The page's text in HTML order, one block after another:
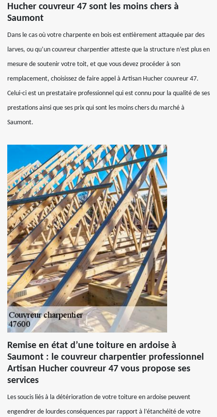
Hucher couvreur 47 sont les moins chers à
Saumont
Dans le cas où votre charpente en bois est entièrement attaquée par des
larves, ou qu’un couvreur charpentier atteste que la structure n’est plus en
mesure de soutenir votre toit, et que vous devez procéder à son
remplacement, choisissez de faire appel à Artisan Hucher couvreur 47.
Celui-ci est un prestataire professionnel qui est connu pour la qualité de ses
prestations ainsi que ses prix qui sont les moins chers du marché à
Saumont.
Remise en état d’une toiture en ardoise à
Saumont : le couvreur charpentier professionnel
Artisan Hucher couvreur 47 vous propose ses
services
Les soucis liés à la détérioration de votre toiture en ardoise peuvent
engendrer de lourdes conséquences par rapport à l’étanchéité de votre